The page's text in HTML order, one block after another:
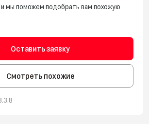
и мы поможем подобрать вам похожую
Оставить заявку
Смотреть похожие